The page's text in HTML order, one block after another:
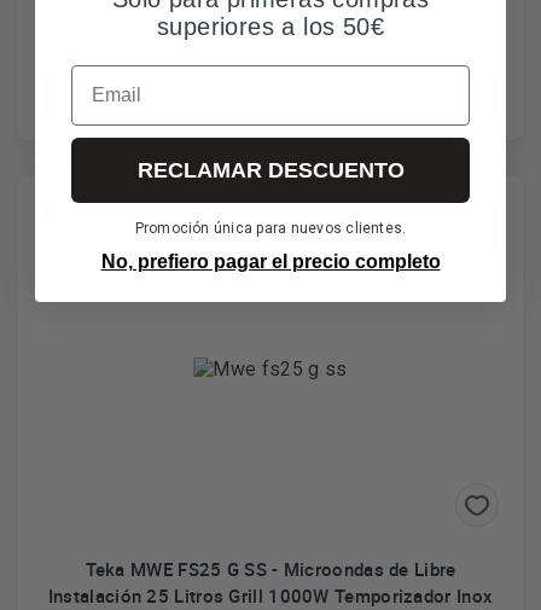
IVA incl. envío incl.
Teka MWE FS25 G SS - Microondas de Libre
Instalación 25 Litros Grill 1000W Temporizador Inox
superiores a los 50€
Email
RECLAMAR DESCUENTO
Promoción única para nuevos clientes.
No, prefiero pagar el precio completo